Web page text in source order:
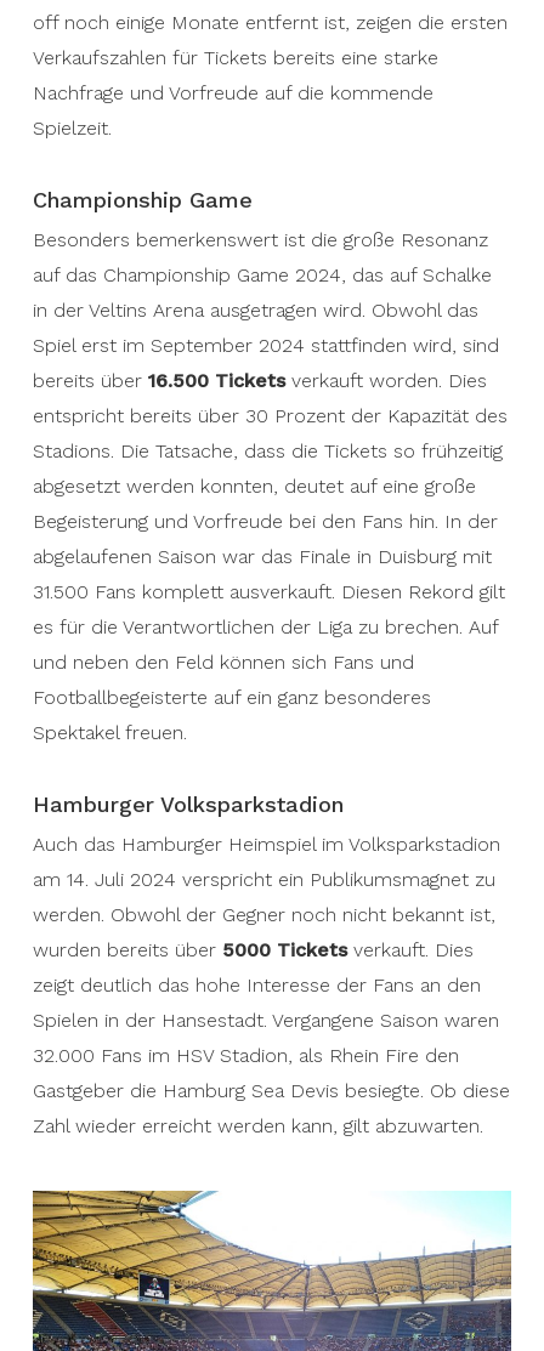
off noch einige Monate entfernt ist, zeigen die ersten
Verkaufszahlen für Tickets bereits eine starke
Nachfrage und Vorfreude auf die kommende
Spielzeit.
Championship Game
Besonders bemerkenswert ist die große Resonanz
auf das Championship Game 2024, das auf Schalke
in der Veltins Arena ausgetragen wird. Obwohl das
Spiel erst im September 2024 stattfinden wird, sind
bereits über 16.500 Ticketsverkauft worden. Dies
entspricht bereits über 30 Prozent der Kapazität des
Stadions. Die Tatsache, dass die Tickets so frühzeitig
abgesetzt werden konnten, deutet auf eine große
Begeisterung und Vorfreude bei den Fans hin. In der
abgelaufenen Saison war das Finale in Duisburg mit
31.500 Fans komplett ausverkauft. Diesen Rekord gilt
es für die Verantwortlichen der Liga zu brechen. Auf
und neben den Feld können sich Fans und
Footballbegeisterte auf ein ganz besonderes
Spektakel freuen.
Hamburger Volksparkstadion
Auch das Hamburger Heimspiel im Volksparkstadion
am 14. Juli 2024 verspricht ein Publikumsmagnet zu
werden. Obwohl der Gegner noch nicht bekannt ist,
wurden bereits über 5000 Ticketsverkauft. Dies
zeigt deutlich das hohe Interesse der Fans an den
Spielen in der Hansestadt. Vergangene Saison waren
32.000 Fans im HSV Stadion, als Rhein Fire den
Gastgeber die Hamburg Sea Devis besiegte. Ob diese
Zahl wieder erreicht werden kann, gilt abzuwarten.